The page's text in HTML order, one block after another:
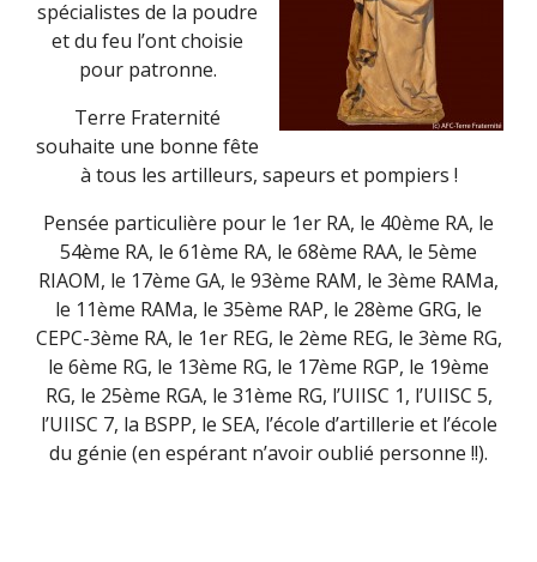
spécialistes de la poudre
et du feu l’ont choisie
pour patronne.
Terre Fraternité
souhaite une bonne fête
à tous les artilleurs, sapeurs et pompiers !
Pensée particulière pour le 1er RA, le 40ème RA, le
54ème RA, le 61ème RA, le 68ème RAA, le 5ème
RIAOM, le 17ème GA, le 93ème RAM, le 3ème RAMa,
le 11ème RAMa, le 35ème RAP, le 28ème GRG, le
CEPC-3ème RA, le 1er REG, le 2ème REG, le 3ème RG,
le 6ème RG, le 13ème RG, le 17ème RGP, le 19ème
RG, le 25ème RGA, le 31ème RG, l’UIISC 1, l’UIISC 5,
l’UIISC 7, la BSPP, le SEA, l’école d’artillerie et l’école
du génie (en espérant n’avoir oublié personne !!).